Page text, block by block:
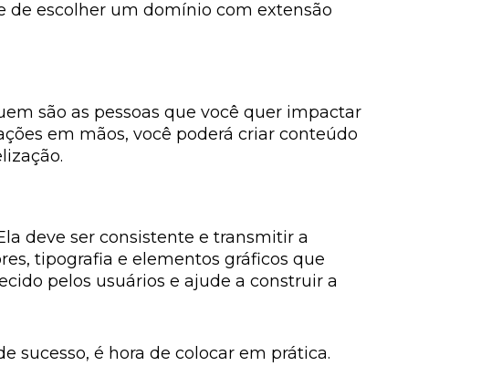
de escolher um domínio com extensão
são as pessoas que você quer impactar
em mãos, você poderá criar conteúdo
deve ser consistente e transmitir a
tipografia e elementos gráficos que
pelos usuários e ajude a construir a
sucesso, é hora de colocar em prática.